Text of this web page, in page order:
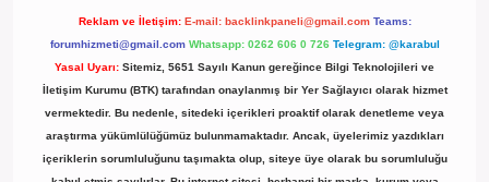
Reklam ve İletişim: E-mail: backlinkpaneli@gmail.com Teams:
forumhizmeti@gmail.com Whatsapp: 0262 606 0 726 Telegram: @karabul
Yasal Uyarı: Sitemiz, 5651 Sayılı Kanun gereğince Bilgi Teknolojileri ve
İletişim Kurumu (BTK) tarafından onaylanmış bir Yer Sağlayıcı olarak hizmet
vermektedir. Bu nedenle, sitedeki içerikleri proaktif olarak denetleme veya
araştırma yükümlülüğümüz bulunmamaktadır. Ancak, üyelerimiz yazdıkları
içeriklerin sorumluluğunu taşımakta olup, siteye üye olarak bu sorumluluğu